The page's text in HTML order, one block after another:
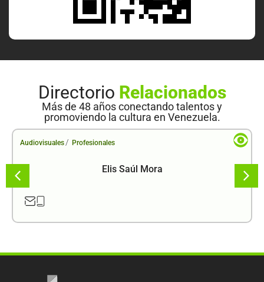
Directorio Relacionados
Más de 48 años conectando talentos y
promoviendo la cultura en Venezuela.
Audiovisuales / Profesionales
Elis Saúl Mora